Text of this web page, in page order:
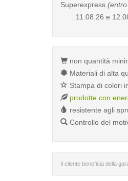
Superexpress
11.08.26 e
non quantità
Materiali di alta
Stampa di colori
prodotte con
resistente agli
Controllo del
Il cliente beneficia della